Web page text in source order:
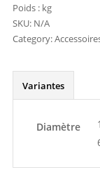
Poids : kg
SKU: N/A
Category:
Variantes
Diamètre